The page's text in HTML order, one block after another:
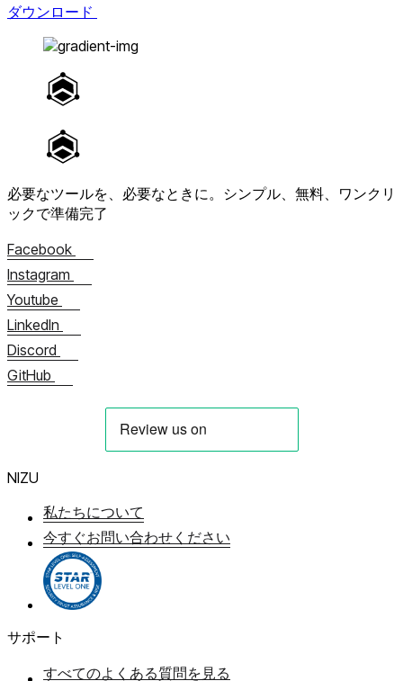
ダウンロード
必要なツールを、必要なときに。 シンプル、無料、ワンクリ
ックで準備完了
Facebook
Instagram
Youtube
LinkedIn
Discord
GitHub
NIZU
私たちについて
今すぐお問い合わせください
サポート
すべてのよくある質問を見る